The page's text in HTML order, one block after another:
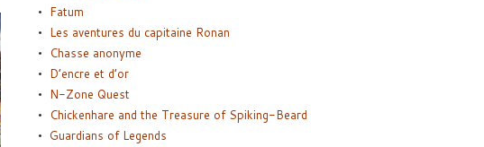
Fatum
Les aventures du capitaine Ronan
Chasse anonyme
D’encre et d’or
N-Zone Quest
Chickenhare and the Treasure of Spiking-Beard
Guardians of Legends